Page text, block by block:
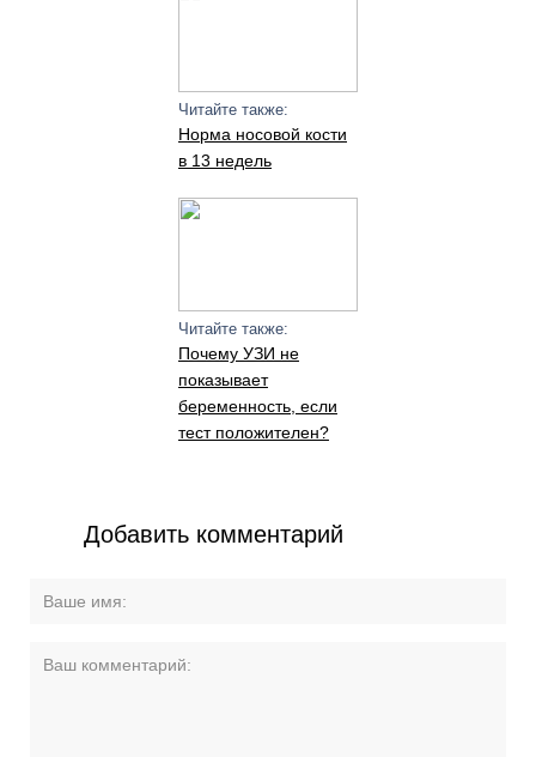
Читайте также:
Норма носовой кости
в 13 недель
Читайте также:
Почему УЗИ не
показывает
беременность, если
тест положителен?
Добавить комментарий